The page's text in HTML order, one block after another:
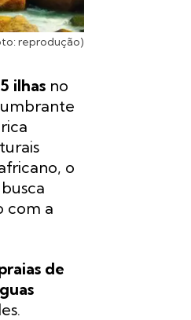
reprodução)
ilhas no
o
com a
de